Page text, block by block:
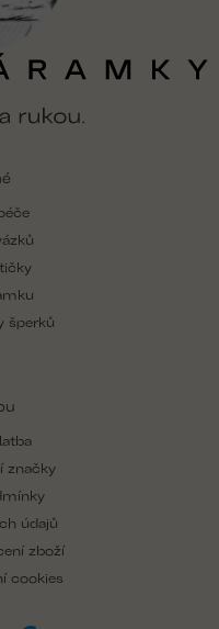
šperků
značky
údajů
zboží
cookies